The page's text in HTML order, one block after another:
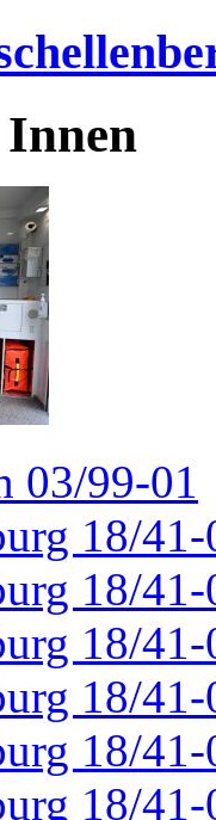
Innen
03/99-01
18/41-
18/41-
18/41-
18/41-
18/41-
18/41-